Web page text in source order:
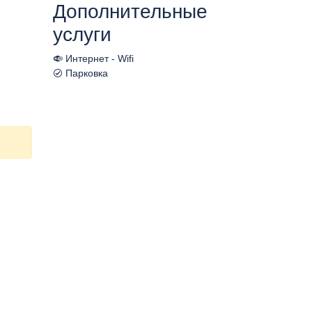
Дополнительные
услуги
Интернет - Wifi
Парковка